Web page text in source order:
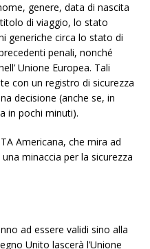
genere, data di nascita
di viaggio, lo stato
generiche circa lo stato di
penali, nonché
Unione Europea. Tali
con un registro di sicurezza
decisione (anche se, in
in pochi minuti).
Americana, che mira ad
minaccia per la sicurezza
ad essere validi sino alla
Unito lascerà l’Unione